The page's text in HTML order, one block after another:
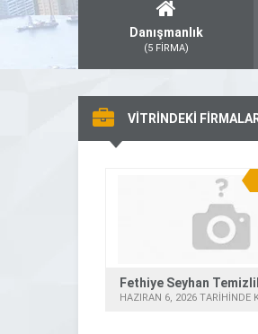
Danışmanlık
(5 FİRMA)
VİTRİNDEKİ
HAZIRAN 6, 2026 TARİHİNDE